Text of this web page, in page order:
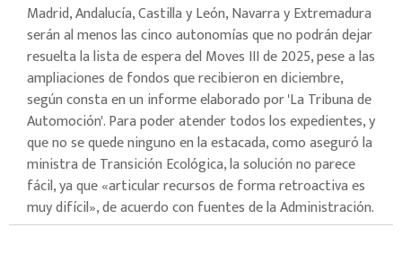
Madrid, Andalucía, Castilla y León, Navarra y Extremadura
serán al menos las cinco autonomías que no podrán dejar
resuelta la lista de espera del Moves III de 2025, pese a las
ampliaciones de fondos que recibieron en diciembre,
según consta en un informe elaborado por 'La Tribuna de
Automoción'. Para poder atender todos los expedientes, y
que no se quede ninguno en la estacada, como aseguró la
ministra de Transición Ecológica, la solución no parece
fácil, ya que «articular recursos de forma retroactiva es
muy difícil», de acuerdo con fuentes de la Administración.